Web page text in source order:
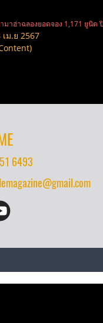
มาฮ่าฉลองยอดจอง 1,171 ยูนิต
เม.ย 2567
6493